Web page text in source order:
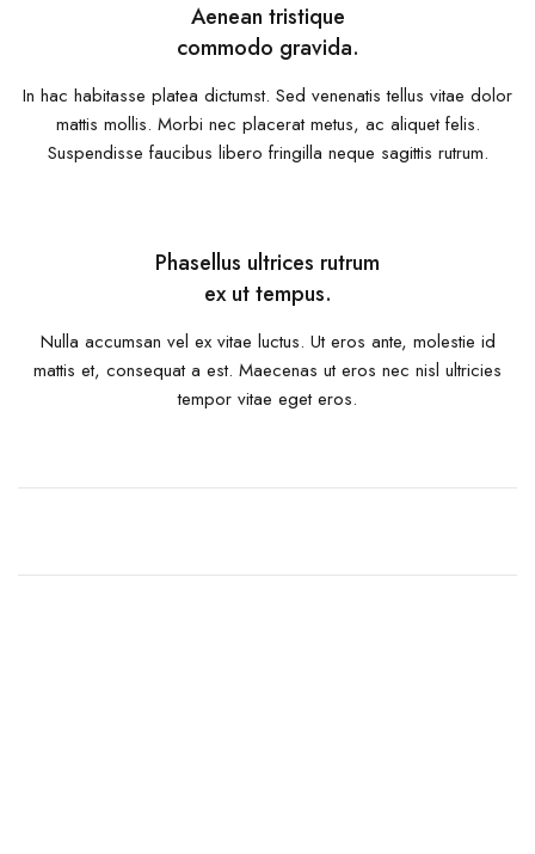
Aenean tristique
commodo gravida.
In hac habitasse platea dictumst. Sed venenatis tellus vitae dolor
mattis mollis. Morbi nec placerat metus, ac aliquet felis.
Suspendisse faucibus libero fringilla neque sagittis rutrum.
Phasellus ultrices rutrum
ex ut tempus.
Nulla accumsan vel ex vitae luctus. Ut eros ante, molestie id
mattis et, consequat a est. Maecenas ut eros nec nisl ultricies
tempor vitae eget eros.